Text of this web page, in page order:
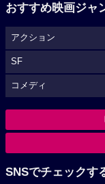
おすすめ映画ジャ
アクション
SF
コメディ
SNSでチェックす